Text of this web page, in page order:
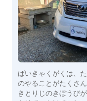
ばいきゃくがくは、
のやることがたくさ
きとりじのきぼうび